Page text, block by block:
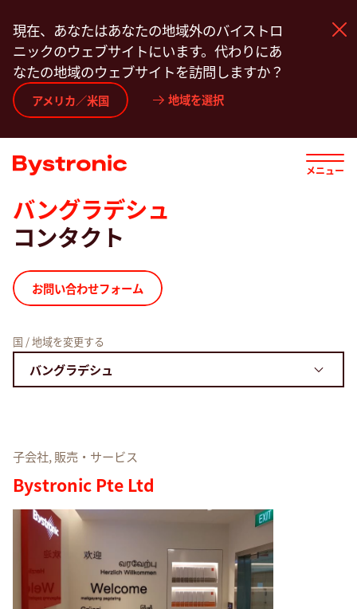
イ
ン
ン
ツ
に
現在、あなたはあなたの地域外のバイストロ
ニックのウェブサイトにいます。代わりにあ
なたの地域のウェブサイトを訪問しますか？
アメリカ／米国 地域を選択
メニュー
機械・ソフトウエア
サービス
用途
弊社について
アメリカ／米国 · Japanese
バングラデシュ
コンタクト
お問い合わせフォーム
国 / 地域を変更する
子会社, 販売・サービス
Bystronic Pte Ltd